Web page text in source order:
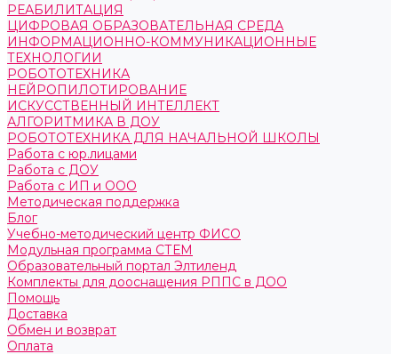
РЕАБИЛИТАЦИЯ
ЦИФРОВАЯ ОБРАЗОВАТЕЛЬНАЯ СРЕДА
ИНФОРМАЦИОННО-КОММУНИКАЦИОННЫЕ
ТЕХНОЛОГИИ
РОБОТОТЕХНИКА
НЕЙРОПИЛОТИРОВАНИЕ
ИСКУССТВЕННЫЙ ИНТЕЛЛЕКТ
АЛГОРИТМИКА В ДОУ
РОБОТОТЕХНИКА ДЛЯ НАЧАЛЬНОЙ ШКОЛЫ
Работа с юр.лицами
Работа с ДОУ
Работа с ИП и ООО
Методическая поддержка
Блог
Учебно-методический центр ФИСО
Модульная программа СТЕМ
Образовательный портал Элтиленд
Комплекты для дооснащения РППС в ДОО
Помощь
Доставка
Обмен и возврат
Оплата